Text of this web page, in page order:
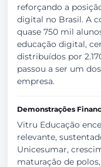
reforçando a
digital no Brasil. A
quase 750 mil
educação digital,
distribuídos por
passou a ser um
empresa.
Demonstrações
Vitru Educação
relevante,
Unicesumar,
maturação de